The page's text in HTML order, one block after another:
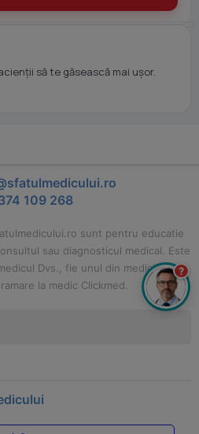
să te găsească mai ușor.
109 268
sunt pentru educatie
sau diagnosticul medical. Este
Dvs., fie unul din medicii
la medic Clickmed.
?